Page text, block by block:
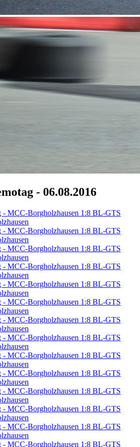
- 06.08.2016
1:8 BL-GTS
1:8 BL-GTS
1:8 BL-GTS
1:8 BL-GTS
1:8 BL-GTS
1:8 BL-GTS
1:8 BL-GTS
1:8 BL-GTS
1:8 BL-GTS
1:8 BL-GTS
1:8 BL-GTS
1:8 BL-GTS
1:8 BL-GTS
1:8 BL-GTS